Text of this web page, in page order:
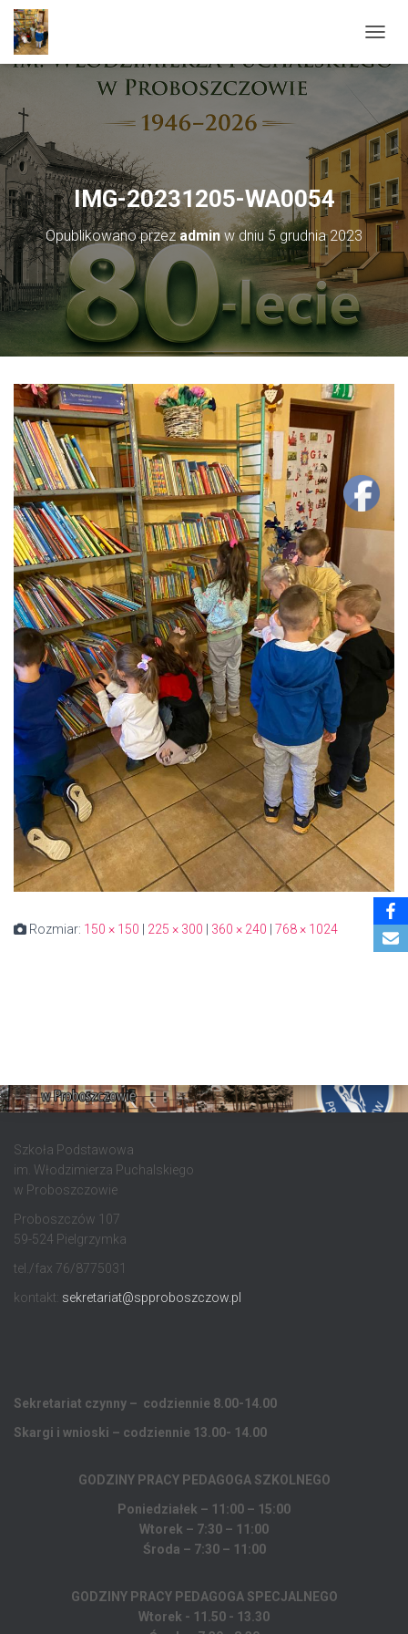
IMG-20231205-WA0054
Opublikowano przezadminw dniu5 grudnia 2023
Rozmiar: 150 × 150 225 × 300 360 × 240 768 × 1024
Szkoła Podstawowa
im. Włodzimierza Puchalskiego
w Proboszczowie
Proboszczów 107
59-524 Pielgrzymka
tel./fax 76/8775031
kontakt: sekretariat@spproboszczow.pl
Sekretariat czynny – codziennie 8.00-14.00
Skargi i wnioski – codziennie 13.00- 14.00
GODZINY PRACY PEDAGOGA SZKOLNEGO
Poniedziałek – 11:00 – 15:00
Wtorek – 7:30 – 11:00
Środa – 7:30 – 11:00
GODZINY PRACY PEDAGOGA SPECJALNEGO
Wtorek - 11.50 - 13.30